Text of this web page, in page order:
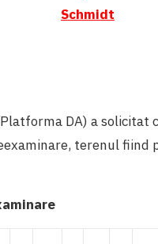
Schmidt
DA) a solicitat
terenul fiind